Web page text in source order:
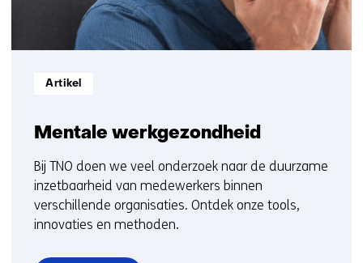
Mentale werkgezondheid
Informatietype:
Artikel
Bij TNO doen we veel onderzoek naar de duurzame
inzetbaarheid van medewerkers binnen
verschillende organisaties. Ontdek onze tools,
innovaties en methoden.